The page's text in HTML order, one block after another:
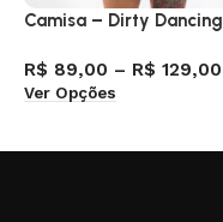
Camisa – Dirty Dancing
R$ 89,00 – R$ 129,00
Ver Opções